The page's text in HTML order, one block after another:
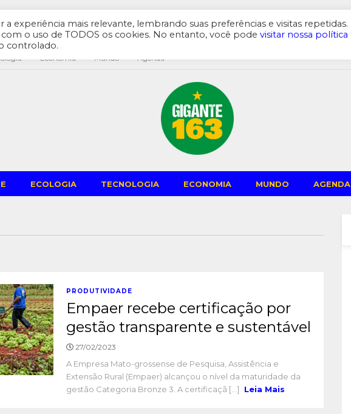
Economia Mundo Agenda
ECOLOGIA TECNOLOGIA ECONOMIA MUNDO AGENDA
PRODUTIVIDADE
Empaer recebe certificação por
gestão transparente e sustentável
27/02/2023
A Empresa Mato-grossense de Pesquisa, Assistência e
Extensão Rural (Empaer) alcançou o nível da maturidade da
gestão Categoria Bronze 3. A certificaçã [...]
Leia Mais
experiência mais relevante, lembrando suas preferências e visitas repetidas.
o uso de TODOS os cookies. No entanto, você pode visitar nossa política
controlado.